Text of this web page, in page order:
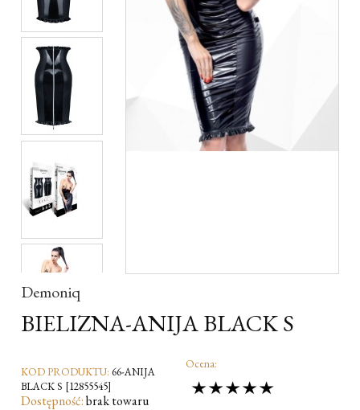
Demoniq
BIELIZNA-ANIJA BLACK S
KOD PRODUKTU: 66-ANIJA
BLACK S [12855545]
Dostępność:brak towaru
Ocena: